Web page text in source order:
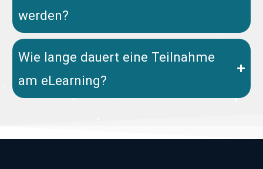
werden?
Wie lange dauert eine Teilnahme
am eLearning?